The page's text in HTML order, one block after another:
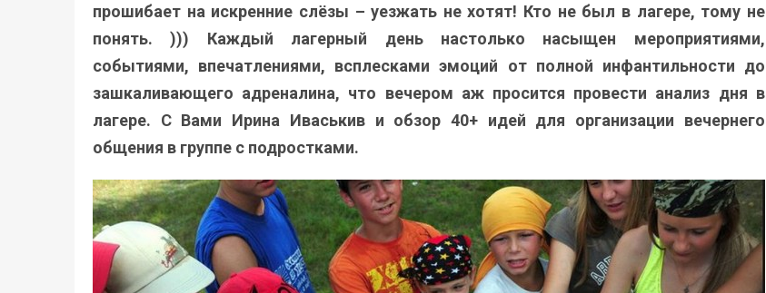
прошибает на искренние слёзы – уезжать не хотят! Кто не был в лагере, тому не
понять. ))) Каждый лагерный день настолько насыщен мероприятиями,
событиями, впечатлениями, всплесками эмоций от полной инфантильности до
зашкаливающего адреналина, что вечером аж просится провести анализ дня в
лагере. С Вами Ирина Иваськив и обзор 40+ идей для организации вечернего
общения в группе с подростками.